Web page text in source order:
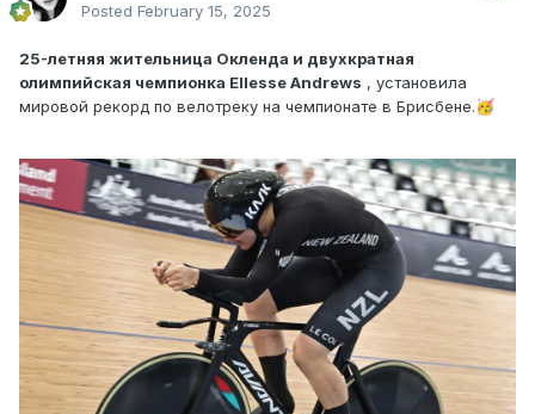
Posted February 15, 2025
25-летняя жительница Окленда и двухкратная
олимпийская чемпионка Ellesse Andrews , установила
мировой рекорд по велотреку на чемпионате в Брисбене. 🥳